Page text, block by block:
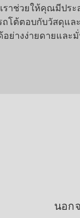
เราช่วยให้คุณมีปร
โต้ตอบกับวัสดุแล
อย่างง่ายดายและ
นอก